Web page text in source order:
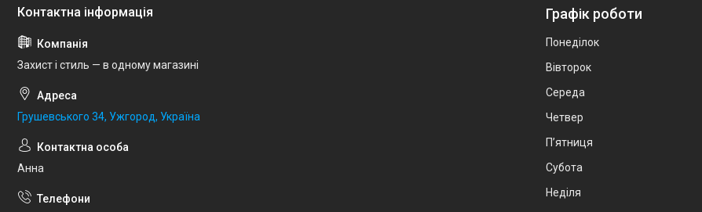
Захист і стиль — в одному магазині
Грушевського 34, Ужгород, Україна
Анна
Графік роботи
Понеділок
Вівторок
Середа
Четвер
Пʼятниця
Субота
Неділя